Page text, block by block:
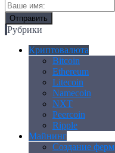
Рубрики
Криптовалюта
Bitcoin
Ethereum
Litecoin
Namecoin
NXT
Peercoin
Ripple
Майнинг
Создание ферм